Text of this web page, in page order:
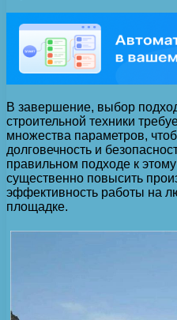
В завершение, выбор
строительной техники
множества параметров,
долговечность и
правильном подходе к
существенно повысить
эффективность работы на
площадке.